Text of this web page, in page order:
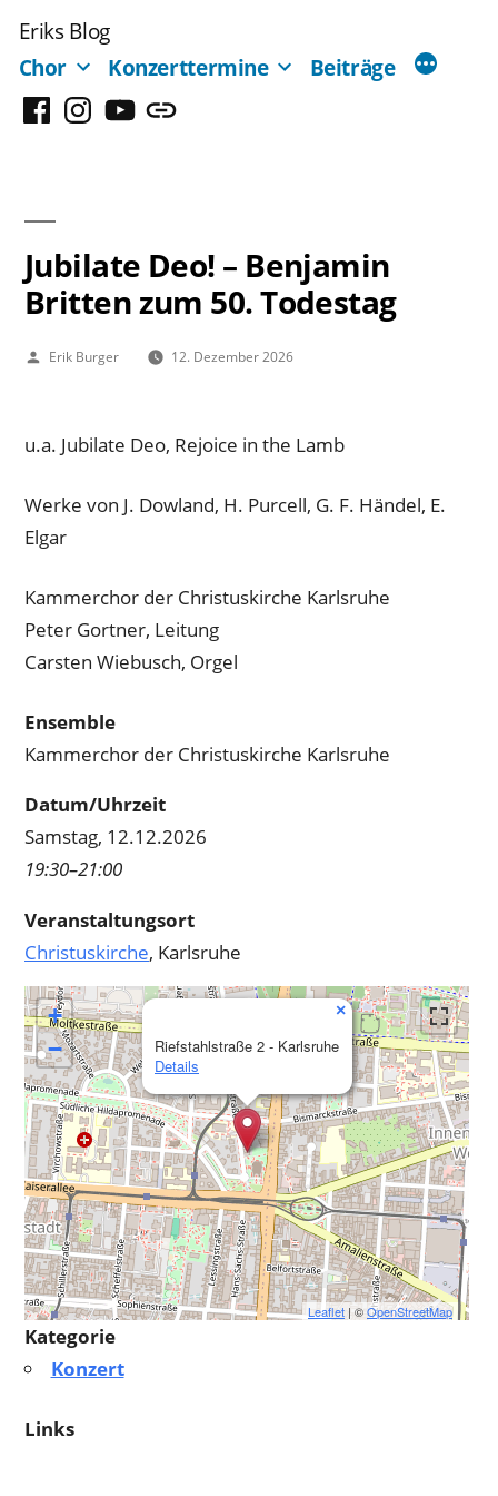
Inhalt
springen
Eriks Blog
Chor
Konzerttermine Beiträge
FacebookInstagram
YouTubeMastodon
Jubilate Deo! – Benjamin
Britten zum 50. Todestag
Veröffentlicht
Erik Burger 12. Dezember 2026
u.a. Jubilate Deo, Rejoice in the Lamb
Werke von J. Dowland, H. Purcell, G. F. Händel, E.
Elgar
Kammerchor der Christuskirche Karlsruhe
Peter Gortner, Leitung
Carsten Wiebusch, Orgel
Ensemble
Kammerchor der Christuskirche Karlsruhe
Datum/Uhrzeit
Samstag, 12.12.2026
19:30–21:00
Veranstaltungsort
Christuskirche, Karlsruhe
Riefstahlstraße 2 - Karlsruhe
Details
×
+
−
Leaflet | ©OpenStreetMap
Kategorie
Konzert
Links